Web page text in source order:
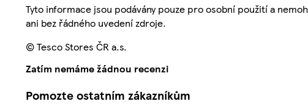
Tyto informace jsou podávány pouze pro osobní použití a
ani bez řádného uvedení zdroje.
© Tesco Stores ČR a.s.
Zatím nemáme žádnou recenzi
Pomozte ostatním zákazníkům